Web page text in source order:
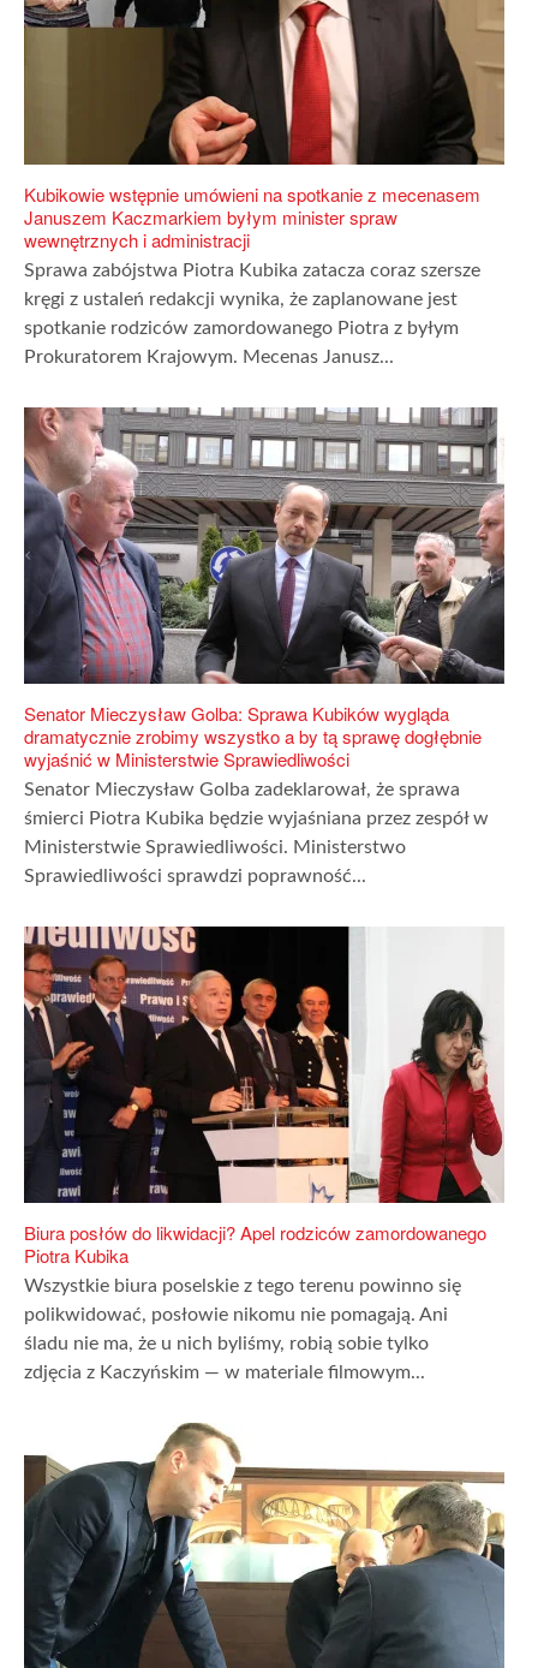
Kubikowie wstępnie umówieni na spotkanie z mecenasem
Januszem Kaczmarkiem byłym minister spraw
wewnętrznych i administracji
Sprawa zabójstwa Piotra Kubika zatacza coraz szersze
kręgi z ustaleń redakcji wynika, że zaplanowane jest
spotkanie rodziców zamordowanego Piotra z byłym
Prokuratorem Krajowym. Mecenas Janusz...
Senator Mieczysław Golba: Sprawa Kubików wygląda
dramatycznie zrobimy wszystko a by tą sprawę dogłębnie
wyjaśnić w Ministerstwie Sprawiedliwości
Senator Mieczysław Golba zadeklarował, że sprawa
śmierci Piotra Kubika będzie wyjaśniana przez zespół w
Ministerstwie Sprawiedliwości. Ministerstwo
Sprawiedliwości sprawdzi poprawność...
Biura posłów do likwidacji? Apel rodziców zamordowanego
Piotra Kubika
Wszystkie biura poselskie z tego terenu powinno się
polikwidować, posłowie nikomu nie pomagają. Ani
śladu nie ma, że u nich byliśmy, robią sobie tylko
zdjęcia z Kaczyńskim — w materiale filmowym...